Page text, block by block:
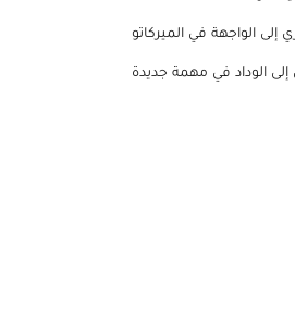
إلى الواجهة في الميركاتو
الوداد في مهمة جديدة